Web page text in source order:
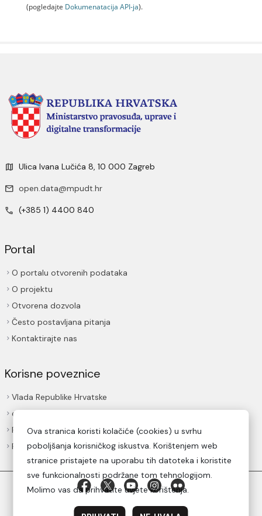
(pogledajte Dokumenаtаcijа API-jа).